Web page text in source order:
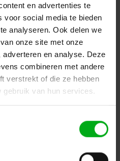
en advertenties te
voor social media te bieden
analyseren. Ook delen we
onze site met onze
en analyse. Deze
combineren met andere
verstrekt of die ze hebben
van hun services.
24p | MSB H24T-12SF |
voor prijzen